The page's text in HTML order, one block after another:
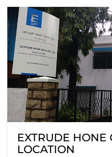
EXTRUDE HONE
LOCATION